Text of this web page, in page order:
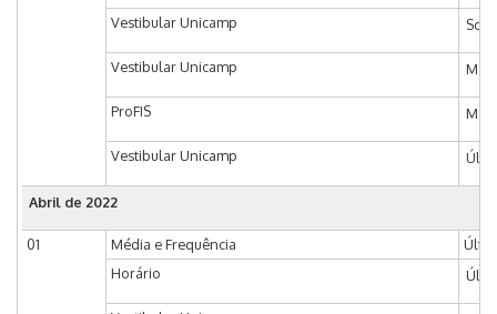
Vestibular Unicamp
Vestibular Unicamp
ProFIS
Vestibular Unicamp
Abril de 2022
01 Média e Frequência
Horário